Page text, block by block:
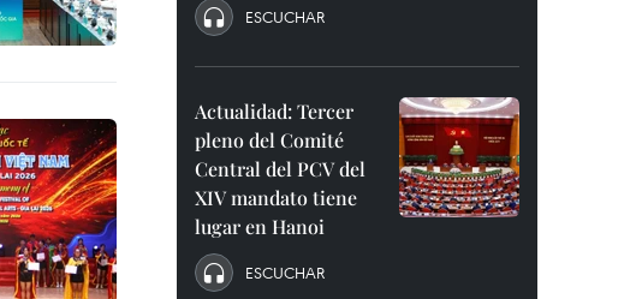
ESCUCHAR
Actualidad: Tercer
pleno del Comité
Central del PCV del
XIV mandato tiene
lugar en Hanoi
ESCUCHAR